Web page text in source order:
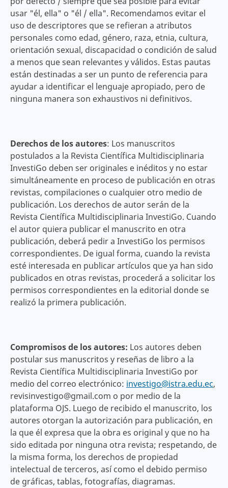
usar "él, ella" o "él / ella". Recomendamos evitar el
uso de descriptores que se refieran a atributos
personales como edad, género, raza, etnia, cultura,
orientación sexual, discapacidad o condición de salud
a menos que sean relevantes y válidos. Estas pautas
están destinadas a ser un punto de referencia para
ayudar a identificar el lenguaje apropiado, pero de
ninguna manera son exhaustivos ni definitivos.
Derechos de los autores: Los manuscritos
postulados a la Revista Científica Multidisciplinaria
InvestiGo deben ser originales e inéditos y no estar
simultáneamente en proceso de publicación en otras
revistas, compilaciones o cualquier otro medio de
publicación. Los derechos de autor serán de la
Revista Científica Multidisciplinaria InvestiGo. Cuando
el autor quiera publicar el manuscrito en otra
publicación, deberá pedir a InvestiGo los permisos
correspondientes. De igual forma, cuando la revista
esté interesada en publicar artículos que ya han sido
publicados en otras revistas, procederá a solicitar los
permisos correspondientes en la editorial donde se
realizó la primera publicación.
Compromisos de los autores: Los autores deben
postular sus manuscritos y reseñas de libro a la
Revista Científica Multidisciplinaria InvestiGo por
medio del correo electrónico: investigo@istra.edu.ec,
revisinvestigo@gmail.com o por medio de la
plataforma OJS. Luego de recibido el manuscrito, los
autores otorgan la autorización para publicación, en
la que él expresa que la obra es original y que no ha
sido editada por ninguna otra revista; respetando, de
la misma forma, los derechos de propiedad
intelectual de terceros, así como el debido permiso
de gráficas, tablas, fotografías, diagramas.